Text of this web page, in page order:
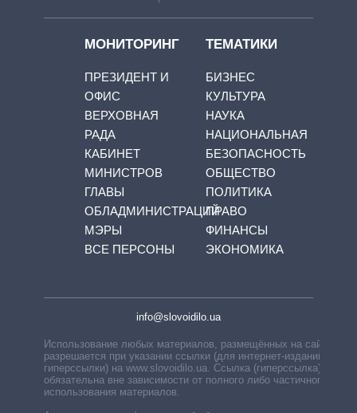
МОНИТОРИНГ
ПРЕЗИДЕНТ И
ОФИС
ВЕРХОВНАЯ
РАДА
КАБИНЕТ
МИНИСТРОВ
ГЛАВЫ
ОБЛАДМИНИСТРАЦИЙ
МЭРЫ
ВСЕ ПЕРСОНЫ
ТЕМАТИКИ
БИЗНЕС
КУЛЬТУРА
НАУКА
НАЦИОНАЛЬНАЯ
БЕЗОПАСНОСТЬ
ОБЩЕСТВО
ПОЛИТИКА
ПРАВО
ФИНАНСЫ
ЭКОНОМИКА
info@slovoidilo.ua
Использование любых материалов, размещённых на сайте,
разрешается при указании ссылки (для интернет-изданий —
гиперссылки) на www.slovoidilo.ua. Ссылка (гиперссылка)
обязательна вне зависимости от полного либо частичного
использования материалов.